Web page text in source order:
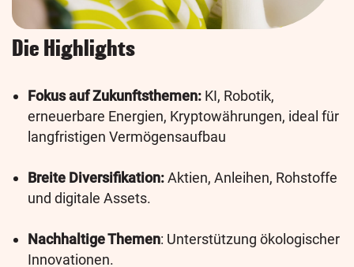
Die Highlights
Fokus auf Zukunftsthemen: KI, Robotik,
erneuerbare Energien, Kryptowährungen, ideal für
langfristigen Vermögensaufbau
Breite Diversifikation:Aktien, Anleihen, Rohstoffe
und digitale Assets.
Nachhaltige Themen: Unterstützung ökologischer
Innovationen.